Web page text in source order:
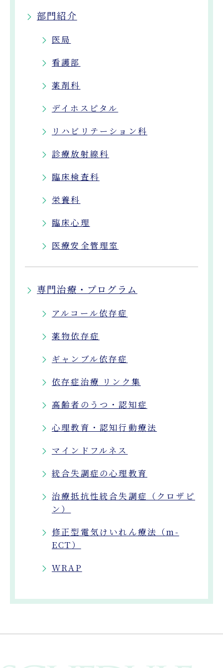
部門紹介
医局
看護部
薬剤科
デイホスピタル
リハビリテーション科
診療放射線科
臨床検査科
栄養科
臨床心理
医療安全管理室
専門治療・プログラム
アルコール依存症
薬物依存症
ギャンブル依存症
依存症治療 リンク集
高齢者のうつ・認知症
心理教育・認知行動療法
マインドフルネス
統合失調症の心理教育
治療抵抗性統合失調症（クロザピ
ン）
修正型電気けいれん療法（m-
ECT）
WRAP